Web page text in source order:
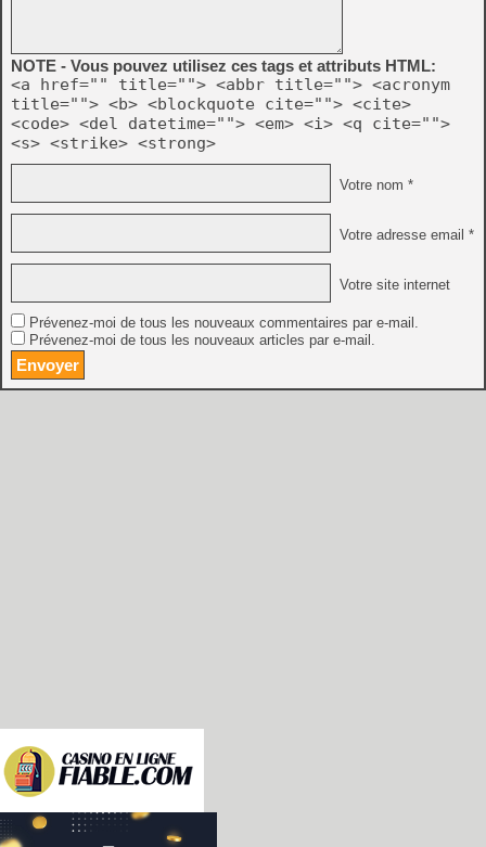
NOTE - Vous pouvez utilisez ces tags et attributs HTML:
<a href="" title=""> <abbr title=""> <acronym
title=""> <b> <blockquote cite=""> <cite>
<code> <del datetime=""> <em> <i> <q cite="">
<s> <strike> <strong>
Votre nom *
Votre adresse email *
Votre site internet
Prévenez-moi de tous les nouveaux commentaires par e-mail.
Prévenez-moi de tous les nouveaux articles par e-mail.